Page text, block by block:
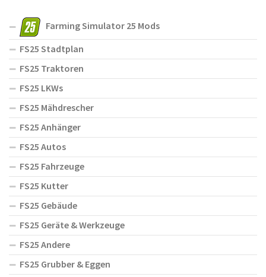
Farming Simulator 25 Mods
FS25 Stadtplan
FS25 Traktoren
FS25 LKWs
FS25 Mähdrescher
FS25 Anhänger
FS25 Autos
FS25 Fahrzeuge
FS25 Kutter
FS25 Gebäude
FS25 Geräte & Werkzeuge
FS25 Andere
FS25 Grubber & Eggen